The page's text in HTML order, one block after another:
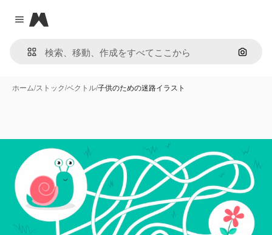
Close menu
Magnific
画像で
ホーム/ストック/ベクトル/子供のための迷路イラスト